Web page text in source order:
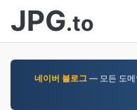
JPG.to
네이버 블로그— 모든 도메